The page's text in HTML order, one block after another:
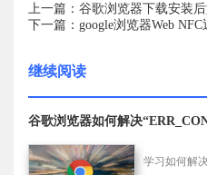
上一篇：谷歌浏览器下载安装
下一篇：google浏览器Web
继续阅读
谷歌浏览器如何解决
学习如何解